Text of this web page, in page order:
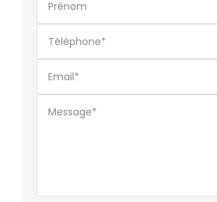
Prénom
Téléphone*
Email*
Message*